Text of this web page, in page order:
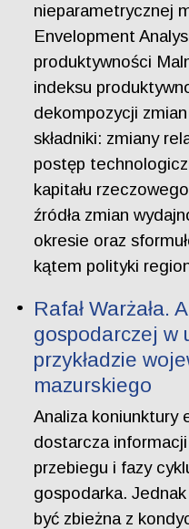
nieparametrycznej
Envelopment
produktywności
indeksu
dekompozycji
składniki: zmiany
postęp
kapitału
źródła zmian
okresie oraz
kątem polityki
Rafał Warżała.
gospodarczej w
przykładzie
mazurskiego
Analiza koniunktury
dostarcza
przebiegu i fazy
gospodarka.
być zbieżna z